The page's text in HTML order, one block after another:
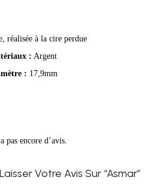
réalisée à la cire perdue
: Argent
: 17,9mm
pas encore d’avis.
Votre Avis Sur “Asmar”